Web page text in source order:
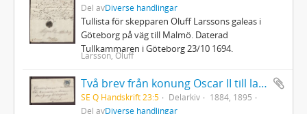
Del avDiverse handlingar
Tullista för skepparen Oluff Larssons galeas i
Göteborg på väg till Malmö. Daterad
Tullkammaren i Göteborg 23/10 1694.
Larsson, Oluff
Två brev från konung Oscar II till landshövdingen i Västerbotten
SE Q Handskrift 23:5 Delarkiv
1884, 1895
Del avDiverse handlingar